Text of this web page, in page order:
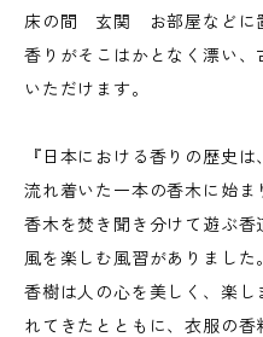
床の間 玄関 お部屋などに
香りがそこはかとなく漂い
いただけます。
『日本における香りの歴史
流れ着いた一本の香木に始
香木を焚き聞き分けて遊ぶ
風を楽しむ風習がありました。
香樹は人の心を美しく、楽
れてきたとともに、衣服の